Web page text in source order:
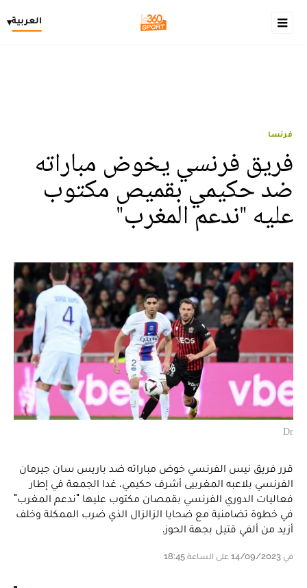
العربية▾
فرنسا
فريق فرنسي يخوض مباراته
ضد حكيمي بقميص مكتوب
عليه "ندعم المغرب"
Dr
قرر فريق نيس الفرنسي خوض مباراته ضد باريس سان جيرمان
الفرنسي بلاعبه المغربيى أشرف حكيمي، غدا الجمعة في إطار
فعاليات الدوري الفرنسي بقمصان مكتوب عليها "ندعم المغرب"
في خطوة تضامنية مع ضحايا الزالزال الذي ضرب الممكلة وخلف
أزيد من ألفي قتيل بجهة الحوز.
في 14/09/2023 على الساعة 18:45